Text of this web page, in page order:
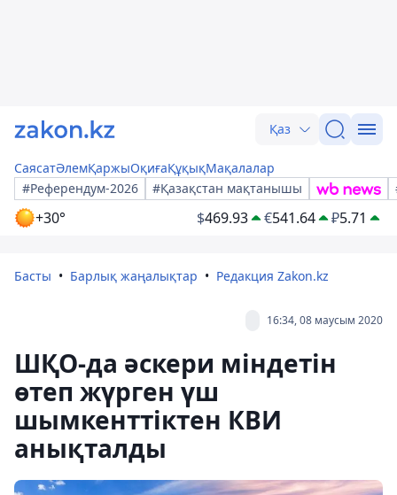
Қаз
СаясатӘлемҚаржыОқиғаҚұқықМақалалар
#Референдум-2026
#Қазақстан мақтанышы
+30° $469.93 €541.64 ₽5.71
Басты Барлық жаңалықтар Редакция Zakon.kz
16:34, 08 маусым 2020
ШҚО-да әскери міндетін
өтеп жүрген үш
шымкенттіктен КВИ
анықталды